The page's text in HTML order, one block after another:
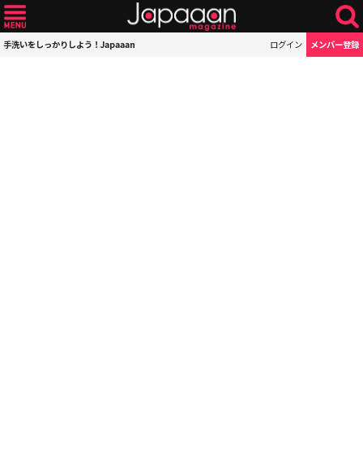
手洗いをしっかりしよう！Japaaan ログイン メンバー登録